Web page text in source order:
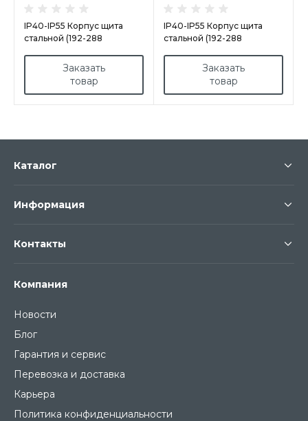
IP40-IP55 Корпус щита
стальной (192-288
Заказать
товар
IP40-IP55 Корпус щита
стальной (192-288
Заказать
товар
Компания
Новости
Блог
Гарантия и сервис
Перевозка и доставка
Карьера
Политика конфиденциальности
Каталог
Информация
Контакты